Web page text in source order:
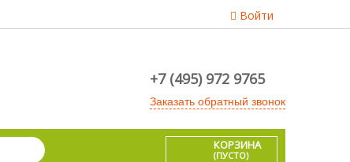
Войти
+7 (495) 972 9765
Заказать обратный звонок
КОРЗИНА
(ПУСТО)